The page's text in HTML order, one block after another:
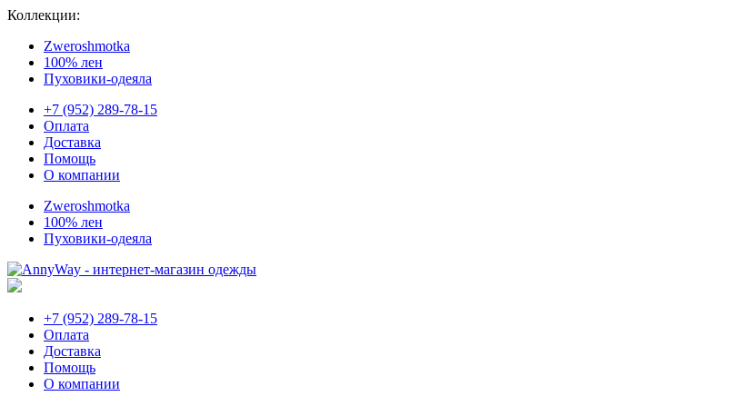
Коллекции:
Zweroshmotka
100% лен
Пуховики-одеяла
+7 (952) 289-78-15
Оплата
Доставка
Помощь
О компании
Zweroshmotka
100% лен
Пуховики-одеяла
+7 (952) 289-78-15
Оплата
Доставка
Помощь
О компании